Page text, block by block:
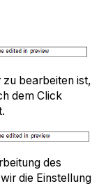
bearbeiten ist,
dem Click
des
die Einstellung